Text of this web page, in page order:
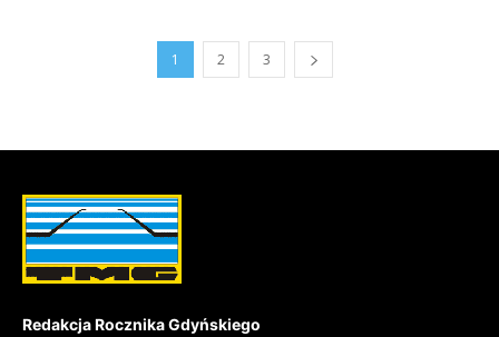
1 2 3
Redakcja Rocznika Gdyńskiego